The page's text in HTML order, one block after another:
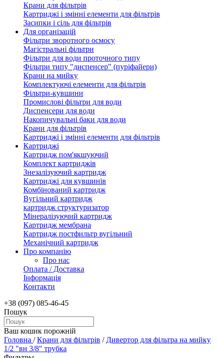
Крани для фільтрів
Картриджі і змінні елементи для фільтрів
Засипки і сіль для фільтрів
Для організацій
Фільтри зворотного осмосу
Магістральні фільтри
Фільтри для води проточного типу
Фільтри типу "диспенсер" (пуріфайери)
Крани на мийку
Комплектуючі елементи для фільтрів
Фільтри-кувшини
Промислові фільтри для води
Диспенсери для води
Накопичувальні баки для води
Крани для фільтрів
Картриджі і змінні елементи для фільтрів
Картриджі
Картридж пом'якшуючий
Комплект картриджів
Знезалізуючий картридж
Картриджі для кувшинів
Комбінований картридж
Вугільний картридж
картридж структуризатор
Мінералізуючий картридж
Картридж мембрана
Картридж постфильтр вугільний
Механічний картридж
Про компанію
Про нас
Оплата / Доставка
Інформація
Контакти
+38 (097) 085-46-45
Пошук
Ваш кошик порожній
Головна /Крани для фільтрів / Дивертор для фільтра на мийку
1/2 "вн 3/8" трубка